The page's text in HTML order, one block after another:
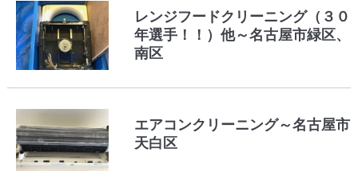
レンジフードクリーニング（３０
年選手！！）他～名古屋市緑区、
南区
エアコンクリーニング～名古屋市
天白区